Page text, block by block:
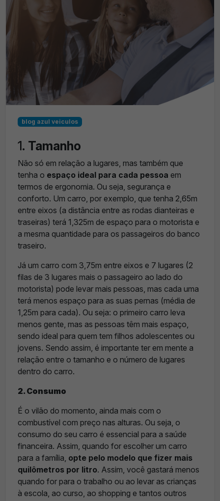
blog azul veiculos
1. Tamanho
Não só em relação a lugares, mas também que
tenha o espaço ideal para cada pessoa em
termos de ergonomia. Ou seja, segurança e
conforto. Um carro, por exemplo, que tenha 2,65m
entre eixos (a distância entre as rodas dianteiras e
traseiras) terá 1,325m de espaço para o motorista e
a mesma quantidade para os passageiros do banco
traseiro.
Já um carro com 3,75m entre eixos e 7 lugares (2
filas de 3 lugares mais o passageiro ao lado do
motorista) pode levar mais pessoas, mas cada uma
terá menos espaço para as suas pernas (média de
1,25m para cada). Ou seja: o primeiro carro leva
menos gente, mas as pessoas têm mais espaço,
sendo ideal para quem tem filhos adolescentes ou
jovens. Sendo assim, é importante ter em mente a
relação entre o tamanho e o número de lugares
dentro do carro.
2. Consumo
É o vilão do momento, ainda mais com o
combustível com preço nas alturas. Ou seja, o
consumo do seu carro é essencial para a saúde
financeira. Assim, quando for escolher um carro
para a família, opte pelo modelo que fizer mais
quilômetros por litro. Assim, você gastará menos
quando for para o trabalho ou ao levar as crianças
à escola, ao curso, ao shopping e tantos outros